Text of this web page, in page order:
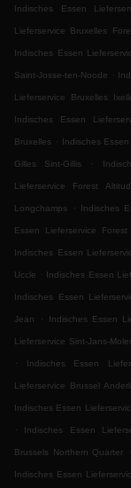
Indisches Essen
Lieferservice Bruxelles
Indisches Essen
Saint-Josse-ten-Noode .
Lieferservice Bruxelles
Indisches Essen
Bruxelles . Indisches
Gilles Sint-Gillis .
Lieferservice Forest
Longchamps . Indisches
Essen Lieferservice Forest
Indisches Essen
Uccle . Indisches Essen
Indisches Essen
Jean . Indisches Essen
Lieferservice Sint-Jans-
.
Indisches Essen
Lieferservice Brussel
Indisches Essen
.
Indisches Essen
Brussels Northern Quarter .
Indisches Essen